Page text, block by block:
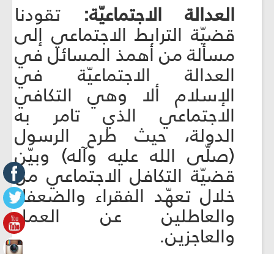
العدالة الاجتماعيّة: تقودنا
قضيّة الترابط الاجتماعي إلى
مسألة من أهمذ المسائل في
العدالة الاجتماعيّة في
الإسلام ألا وهي التكافي
الاجتماعي الذي تامر به
الدولة، حيث طرح الرسول
(صلّى الله عليه وآله) وبيّن
قضيّة التكافل الاجتماعي من
خلال تعهّد الفقراء والضعفاء
والعاطلين عن العمل
والعاجزين.